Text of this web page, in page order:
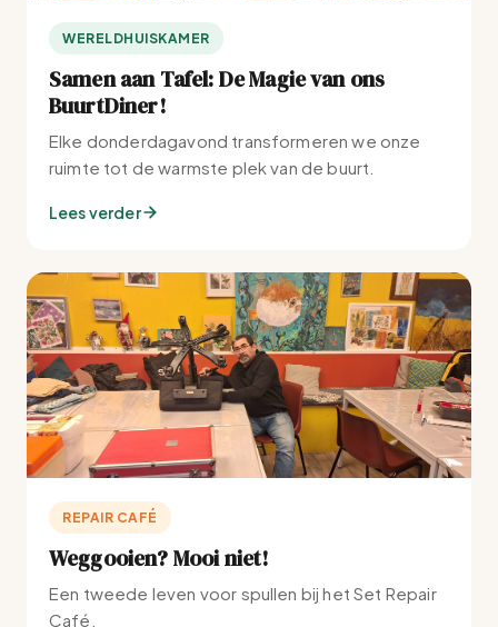
WERELDHUISKAMER
Samen aan Tafel: De Magie van ons
BuurtDiner!
Elke donderdagavond transformeren we onze
ruimte tot de warmste plek van de buurt.
Lees verder
REPAIR CAFÉ
Weggooien? Mooi niet!
Een tweede leven voor spullen bij het Set Repair
Café.